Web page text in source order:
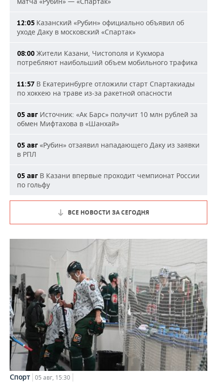
12:05 Казанский «Рубин» официально объявил об
уходе Даку в московский «Спартак»
08:00 Жители Казани, Чистополя и Кукмора
потребляют наибольший объем мобильного трафика
11:57 В Екатеринбурге отложили старт Спартакиады
по хоккею на траве из-за ракетной опасности
05 авг Источник: «Ак Барс» получит 10 млн рублей за
обмен Мифтахова в «Шанхай»
05 авг «Рубин» отзаявил нападающего Даку из заявки
в РПЛ
05 авг В Казани впервые проходит чемпионат России
по гольфу
ВСЕ НОВОСТИ ЗА СЕГОДНЯ
Спорт 05 авг, 15:30